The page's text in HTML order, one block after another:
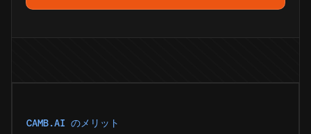
CAMB.AI のメリット